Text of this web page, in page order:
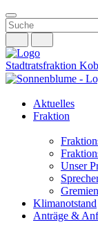
Weiter
zum
Inhalt
Stadtratsfraktion
Aktuelles
Fraktion
Unser
Gremien
Klimanotstand
Anträge &